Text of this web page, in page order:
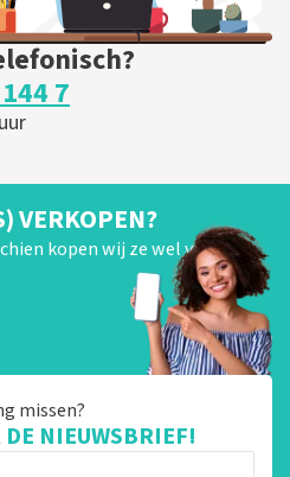
7
VERKOPEN?
kopen wij ze wel van je!
missen?
NIEUWSBRIEF!